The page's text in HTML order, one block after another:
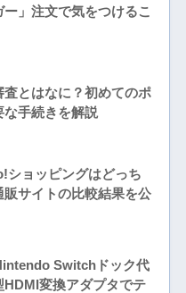
」注文で気をつけるこ
査とはなに？初めてのポ
な手続きを解説
ショッピングはどっち
サイトの比較結果を公
Switchドック代
HDMI変換アダプタでテ